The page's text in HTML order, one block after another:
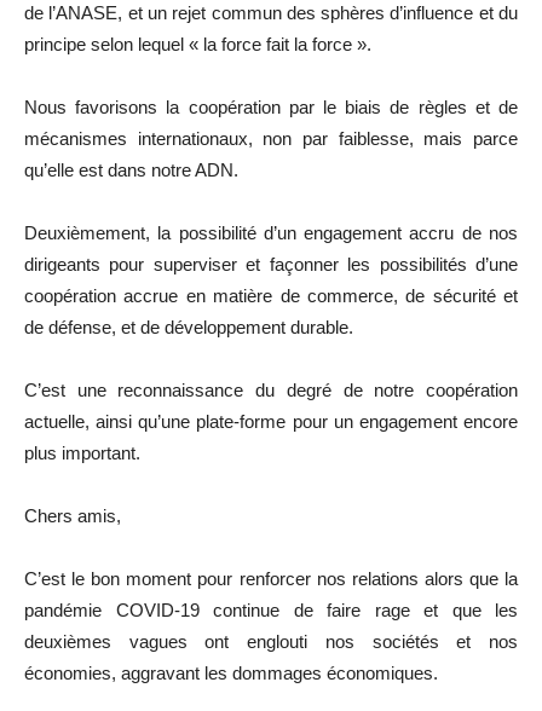
de l’ANASE, et un rejet commun des sphères d’influence et du
principe selon lequel « la force fait la force ».
Nous favorisons la coopération par le biais de règles et de
mécanismes internationaux, non par faiblesse, mais parce
qu’elle est dans notre ADN.
Deuxièmement, la possibilité d’un engagement accru de nos
dirigeants pour superviser et façonner les possibilités d’une
coopération accrue en matière de commerce, de sécurité et
de défense, et de développement durable.
C’est une reconnaissance du degré de notre coopération
actuelle, ainsi qu’une plate-forme pour un engagement encore
plus important.
Chers amis,
C’est le bon moment pour renforcer nos relations alors que la
pandémie COVID-19 continue de faire rage et que les
deuxièmes vagues ont englouti nos sociétés et nos
économies, aggravant les dommages économiques.